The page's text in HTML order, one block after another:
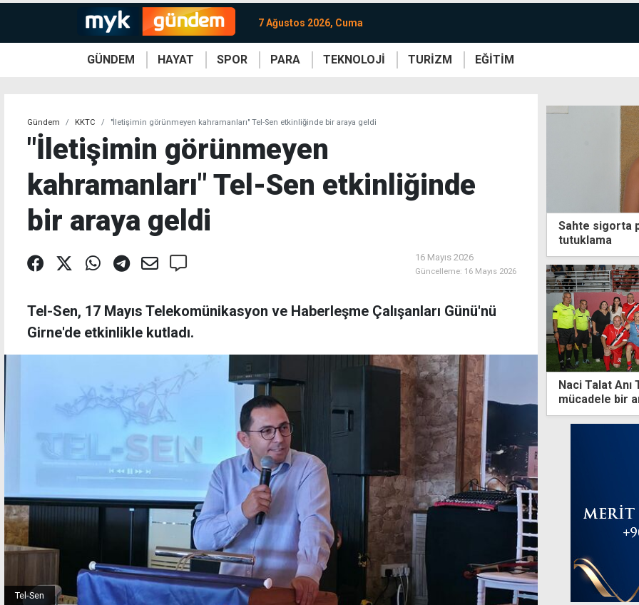
7 Ağustos 2026, Cuma
GÜNDEM HAYAT SPOR PARA TEKNOLOJİ TURİZM EĞİTİM
Gündem KKTC "İletişimin görünmeyen kahramanları" Tel-Sen etkinliğinde bir araya geldi
"İletişimin görünmeyen
kahramanları" Tel-Sen etkinliğinde
bir araya geldi
16 Mayıs 2026
Güncelleme: 16 Mayıs 2026
Tel-Sen, 17 Mayıs Telekomünikasyon ve Haberleşme Çalışanları Günü'nü
Girne'de etkinlikle kutladı.
Tel-Sen
Sahte sigorta
tutuklama
Naci Talat
mücadele bir